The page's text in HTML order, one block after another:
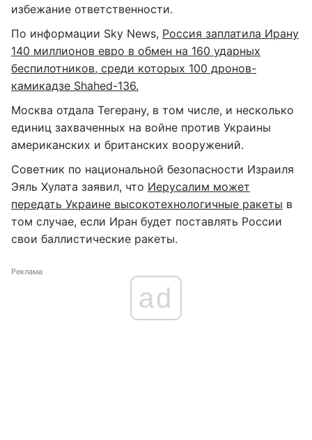
избежание ответственности.
По информации Sky News, Россия заплатила Ирану
140 миллионов евро в обмен на 160 ударных
беспилотников, среди которых 100 дронов-
камикадзе Shahed-136.
Москва отдала Тегерану, в том числе, и несколько
единиц захваченных на войне против Украины
американских и британских вооружений.
Советник по национальной безопасности Израиля
Эяль Хулата заявил, что Иерусалим может
передать Украине высокотехнологичные ракеты в
том случае, если Иран будет поставлять России
свои баллистические ракеты.
Реклама
ad